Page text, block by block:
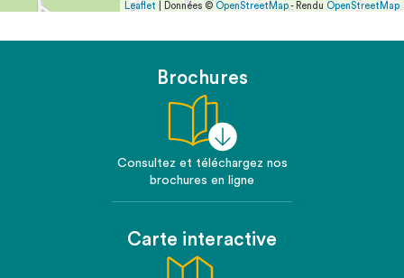
Leaflet | Données © OpenStreetMap- Rendu OpenStreetMap
Brochures
Consultez et téléchargez nos
brochures en ligne
Carte interactive